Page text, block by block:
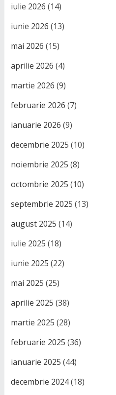
iulie 2026 (14)
iunie 2026 (13)
mai 2026 (15)
aprilie 2026 (4)
martie 2026 (9)
februarie 2026 (7)
ianuarie 2026 (9)
decembrie 2025 (10)
noiembrie 2025 (8)
octombrie 2025 (10)
septembrie 2025 (13)
august 2025 (14)
iulie 2025 (18)
iunie 2025 (22)
mai 2025 (25)
aprilie 2025 (38)
martie 2025 (28)
februarie 2025 (36)
ianuarie 2025 (44)
decembrie 2024(18)